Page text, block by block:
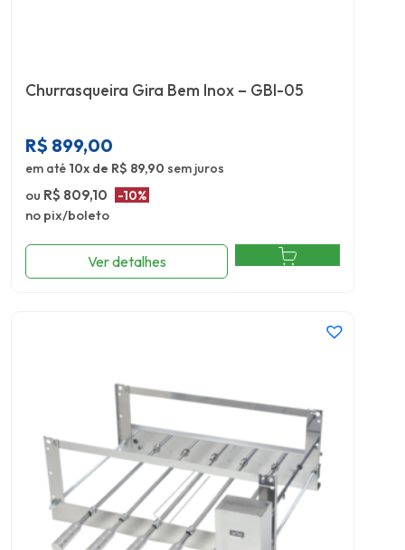
Churrasqueira Gira Bem Inox – GBI-05
R$ 899,00
em até 10x de R$ 89,90 sem juros
ou R$ 809,10 -10%
no pix/boleto
Ver detalhes